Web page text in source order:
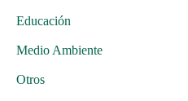
Educación
Medio Ambiente
Otros